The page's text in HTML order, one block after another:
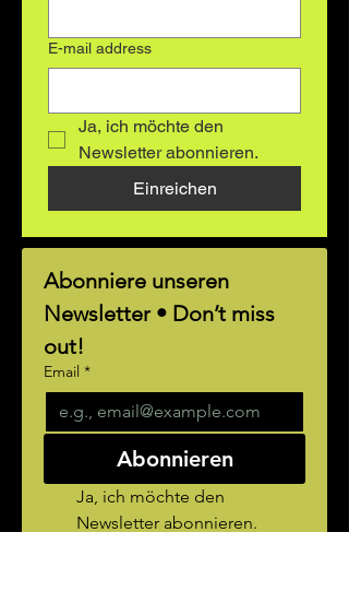
E-mail address
Ja, ich möchte den
Newsletter abonnieren.
Einreichen
Abonniere unseren
Newsletter • Don’t miss
out!
Email *
Abonnieren
Ja, ich möchte den
Newsletter abonnieren.